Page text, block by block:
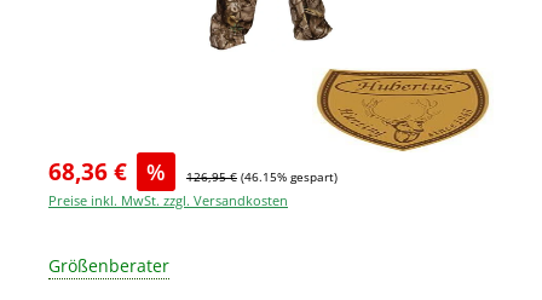
68,36 € % 126,95 € (46.15% gespart)
Preise inkl. MwSt. zzgl. Versandkosten
Größenberater